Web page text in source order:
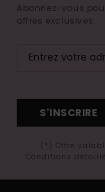
Abonnez-vous
offres exclusives.
S'INSCRIRE
(*) Offre
Conditions